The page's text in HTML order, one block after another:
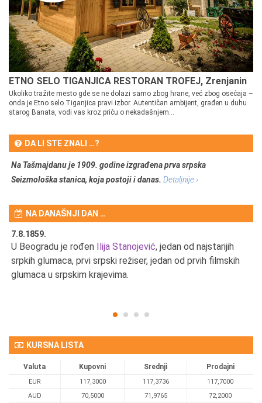
ETNO SELO TIGANJICA RESTORAN TROFEJ, Zrenjanin
Ukoliko tražite mesto gde se ne dolazi samo zbog hrane, već zbog osećaja –
onda je Etno selo Tiganjica pravi izbor. Autentičan ambijent, građen u duhu
starog Banata, vodi vas kroz priču o nekadašnjem...
DA LI STE ZNALI …?
Na Tašmajdanu je 1909. godine izgrađena prva srpska
Seizmološka stanica, koja postoji i danas. Detaljnije ›
NA DANAŠNJI DAN …
7.8.1859.
U Beogradu je rođen Ilija Stanojević, jedan od najstarijih
srpkih glumaca, prvi srpski režiser, jedan od prvih filmskih
glumaca u srpskim krajevima.
KURSNA LISTA
Valuta Kupovni Srednji Prodajni
EUR 117,3000 117,3736
117,7000
AUD
70,5000 71,9765 72,2000